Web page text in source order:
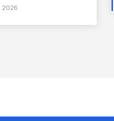
2026